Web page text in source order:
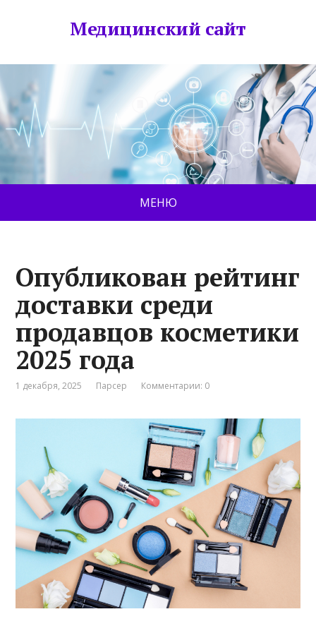
Медицинский сайт
МЕНЮ
Опубликован рейтинг
доставки среди
продавцов косметики
2025 года
1 декабря, 2025 Парсер Комментарии: 0